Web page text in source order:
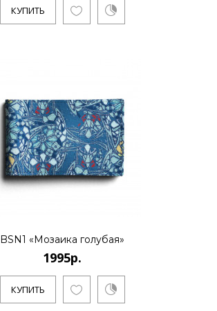
Evgeniya Naumova - молодой российский
бренд дизайна тканей и аксессуаров.
Основноенаправление - созд..
BSN1 «Мозаичные цветы»
1995р.
КУПИТЬ
BSN1 «Мозаика голубая»
1995р.
КУПИТЬ